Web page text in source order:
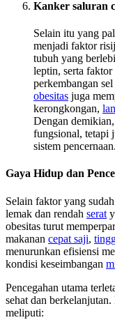
Kanker saluran
Selain itu yang
menjadi faktor
tubuh yang
leptin, serta faktor
perkembangan
obesitas juga
kerongkongan,
Dengan demikian,
fungsional, tetapi
sistem pencernaan.
Gaya Hidup dan
Selain faktor yang
lemak dan rendah serat
obesitas turut
makanan cepat saji,
menurunkan efisiensi
kondisi keseimbangan
Pencegahan utama
sehat dan
meliputi: